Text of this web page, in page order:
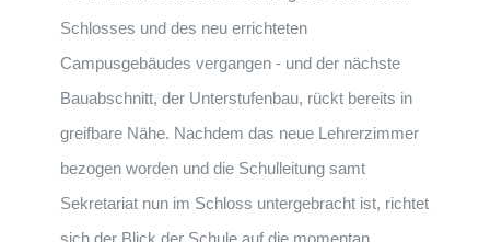
Schlosses und des neu errichteten
Campusgebäudes vergangen - und der nächste
Bauabschnitt, der Unterstufenbau, rückt bereits in
greifbare Nähe. Nachdem das neue Lehrerzimmer
bezogen worden und die Schulleitung samt
Sekretariat nun im Schloss untergebracht ist, richtet
sich der Blick der Schule auf die momentan